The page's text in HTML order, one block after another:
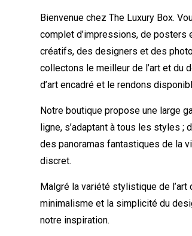
Bienvenue chez The Luxury Box.
complet d’impressions, de posters
créatifs, des designers et des
collectons le meilleur de l’art et du
d’art encadré et le rendons
Notre boutique propose une large
ligne, s’adaptant à tous les styles ;
des panoramas fantastiques de la
discret.
Malgré la variété stylistique de
minimalisme et la simplicité du
notre inspiration.